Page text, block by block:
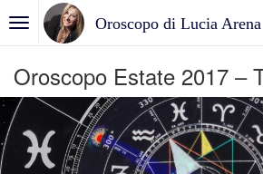
Oroscopo di Lucia Arena
Oroscopo Estate 2017 –